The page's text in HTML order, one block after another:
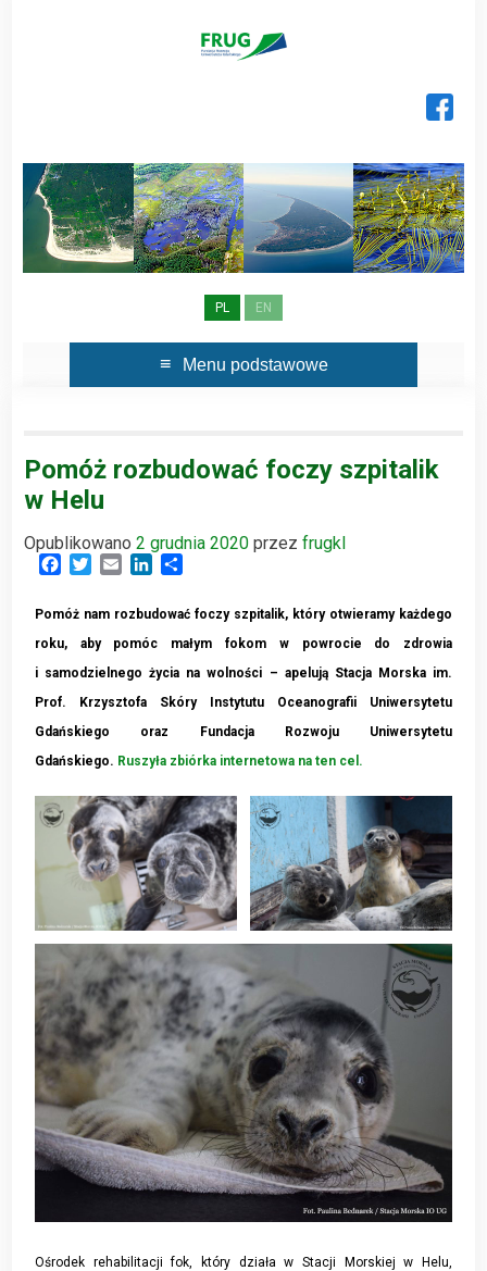
PL EN
Menu podstawowe
Pomóż rozbudować foczy szpitalik
w Helu
Opublikowano 2 grudnia 2020przez frugkl
Facebook
TwitterEmail LinkedIn
Pomóż nam rozbudować foczy szpitalik, który otwieramy każdego
roku, aby pomóc małym fokom w powrocie do zdrowia
i samodzielnego życia na wolności – apelują Stacja Morska im.
Prof. Krzysztofa Skóry Instytutu Oceanografii Uniwersytetu
Gdańskiego oraz Fundacja Rozwoju Uniwersytetu
Gdańskiego. Ruszyła zbiórka internetowa na ten cel.
Ośrodek rehabilitacji fok, który działa w Stacji Morskiej w Helu,